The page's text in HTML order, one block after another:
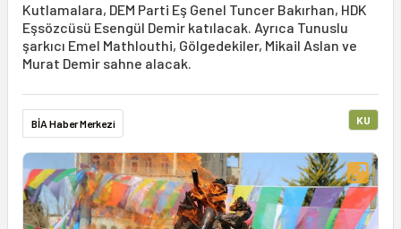
Kutlamalara, DEM Parti Eş Genel Tuncer Bakırhan, HDK
Eşsözcüsü Esengül Demir katılacak. Ayrıca Tunuslu
şarkıcı Emel Mathlouthi, Gölgedekiler, Mikail Aslan ve
Murat Demir sahne alacak.
BİA Haber Merkezi KU